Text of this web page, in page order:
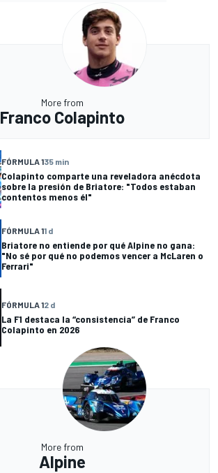
More from
Franco Colapinto
FÓRMULA 135 min
Colapinto comparte una reveladora anécdota
sobre la presión de Briatore: "Todos estaban
contentos menos él"
FÓRMULA 11 d
Briatore no entiende por qué Alpine no gana:
"No sé por qué no podemos vencer a McLaren o
Ferrari"
FÓRMULA 12 d
La F1 destaca la “consistencia” de Franco
Colapinto en 2026
More from
Alpine